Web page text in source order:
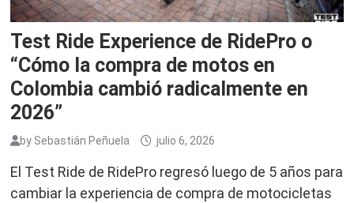
Test Ride Experience de RidePro o
“Cómo la compra de motos en
Colombia cambió radicalmente en
2026”
by Sebastián Peñuela julio 6, 2026
El Test Ride de RidePro regresó luego de 5 años para
cambiar la experiencia de compra de motocicletas